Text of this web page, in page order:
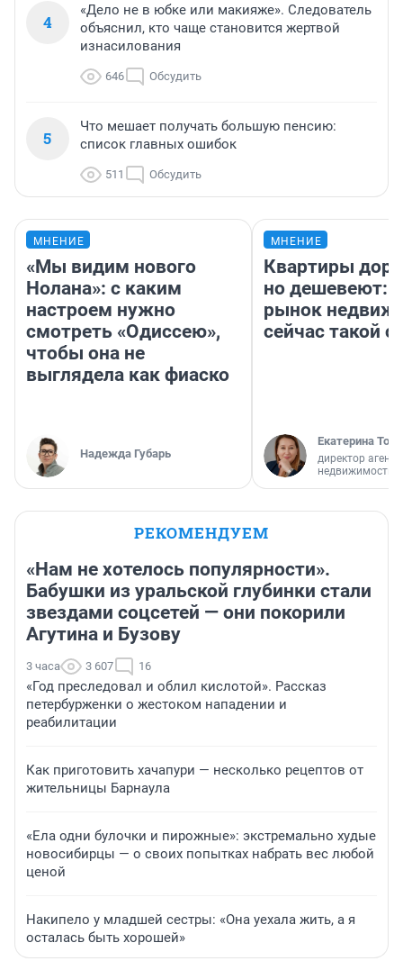
4
«Дело не в юбке или макияже». Следователь
объяснил, кто чаще становится жертвой
изнасилования
646 Обсудить
5
Что мешает получать большую пенсию:
список главных ошибок
511 Обсудить
МНЕНИЕ
«Мы видим нового
Нолана»: с каким
настроем нужно
смотреть «Одиссею»,
чтобы она не
выглядела как фиаско
Надежда Губарь
МНЕНИЕ
Квартиры
но дешевеют:
рынок
сейчас такой
Екатерина
директор
недвижимости
РЕКОМЕНДУЕМ
«Нам не хотелось популярности».
Бабушки из уральской глубинки стали
звездами соцсетей — они покорили
Агутина и Бузову
3 часа 3 607 16
«Год преследовал и облил кислотой». Рассказ
петербурженки о жестоком нападении и
реабилитации
Как приготовить хачапури — несколько рецептов от
жительницы Барнаула
«Ела одни булочки и пирожные»: экстремально худые
новосибирцы — о своих попытках набрать вес любой
ценой
Накипело у младшей сестры: «Она уехала жить, а я
осталась быть хорошей»